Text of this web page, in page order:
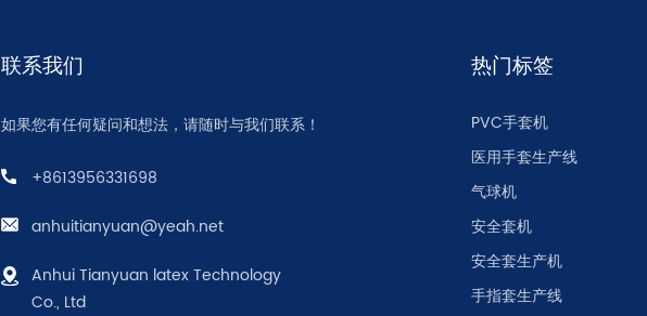
联系我们
如果您有任何疑问和想法，请随时与我们联系！
+8613956331698
anhuitianyuan@yeah.net
Anhui Tianyuan latex Technology
Co., Ltd
热门标签
PVC手套机
医用手套生产线
气球机
安全套机
安全套生产机
手指套生产线